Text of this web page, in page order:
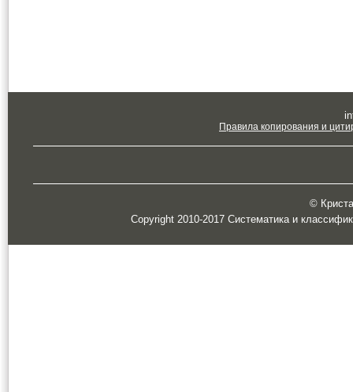
Правила копирования и
©
Copyright 2010-2017 Систематика и